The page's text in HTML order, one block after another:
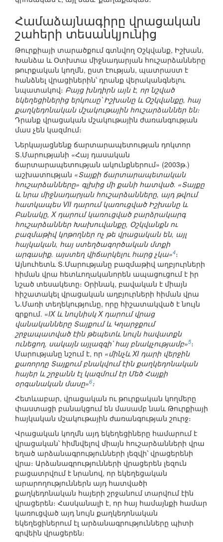
Համաձայնագիրը վրացական
շահերի տեսանկյունից
Թուրքիայի տարածքում գտնվող Օշկվանք, Իշխան,
Խանձա և Օտխտա միջնադարյան հուշարձանները
թուրքական կողմն, ըստ էության, պատրաստ է
հանձնել վրացիներին՝ դրանք վերականգնելու
նպատակով։ Բայց խնդիրն այն է, որ նշված
եկեղեցիներից երկուսը՝ Իշխանը և Օշկվանքը, հայ
քաղկեդոնական մշակութային հուշարձաններ են։
Դրանք վրացական մշակութային ժառանգության
մաս չեն կազմում։
Ներկայացնենք ճարտարապետության դոկտոր
Տ.Մարությանի «Հայ դասական
ճարտարապետության ակունքներում» (2003թ.)
աշխատության «Տայքի ճարտարապետական
հուշարձանները» գլխից մի քանի հատված. «Տայքը
և նրա միջնադարյան հուշարձանները, այդ թվում
հատկապես VII դարում կառուցված Իշխանը և
Բանակը, X դարում կառուցված բարձրակարգ
հուշարձաններ Խախուվանքը, Օշկվանքն ու
բազմաթիվ կոթողներ ոչ թե վրացական են, այլ
հայկական, հայ ստեղծագործական մտքի
արգասիք. այստեղ վիճարկելու հարց չկա»4։
Այնուհետև Տ.Մարությանը բազմաթիվ աղբյուրների
հիման վրա հետևողականորեն ապացուցում է իր
նշած տեսակետը։ Օրինակ, բավական է միայն
հիշատակել վրացական աղբյուրների հիման վրա
Ն.Մառի տեղեկությունը, որը հիշատակված է նույն
գրքում. «IX և նույնիսկ X դարում վրաց
վանականները Տայքում և Կղարջքում
շրջապատված էին թեպետև նույն հավատքն
ունեցող, սակայն այլազգի՝ հայ բնակչությամբ»5։
Մարությանը նշում է, որ «մինչև XI դարի վերջին
քառորդը Տայքում բնակվում էին քաղկեդոնական
հայեր և շրջանն էլ կազմում էր Մեծ Հայքի
օրգանական մասը»6։
Հետևաբար, վրացական ու թուրքական կողմերը
փաստացի բանակցում են մասամբ նաև Թուրքիայի
հայկական մշակութային ժառանգության շուրջ։
Վրացական կողմն այդ եկեղեցիները համարում է
վրացական՝ հիմնվելով միայն հուշարձանների վրա
եղած արձանագրությունների լեզվի՝ վրացերենի
վրա։ Արձանագրությունների վրացերեն լեզուն
բացատրվում է նրանով, որ եկեղեցական
արարողություններն այդ հատվածի
քաղկեդոնական հայերի շրջանում տարվում էին
վրացերեն։ Հասկանալի է, որ հայ համայնքի համար
կառուցված այդ նույն քաղկեդոնական
եկեղեցիներում էլ արձանագրությունները պիտի
գրվեին վրացերեն։